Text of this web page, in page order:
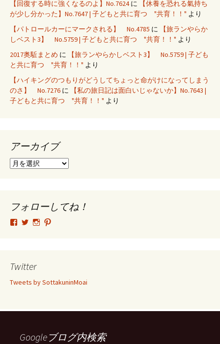
【回復する時に強くなるのよ】No.7624に
【休養を恐れる氣持ち
が少し分かった】No.7647 | 子どもと共に育つ "共育！！" より
【パトロールカーにマークされる】 No.4785 に
【旅ランやらか
しベスト3】 No.5759 | 子どもと共に育つ "共育！！" より
2017奥駈まとめ に
【旅ランやらかしベスト3】 No.5759 | 子ども
と共に育つ "共育！！" より
【ハイキングのつもりがどうしてちょっと命がけになってしまう
のさ】 No.7276 に
【私の旅日記は面白いじゃないか】No.7643 |
子どもと共に育つ "共育！！" より
アーカイブ
ア
ブ
フォローしてね！
tsutomu.hattori.33
フ
ー
SottakuninMoai
フ
ー
tsutomu.hattori.33
ー
示
ー
示
Twitter
Tweets by SottakuninMoai
Googleブログ内検索